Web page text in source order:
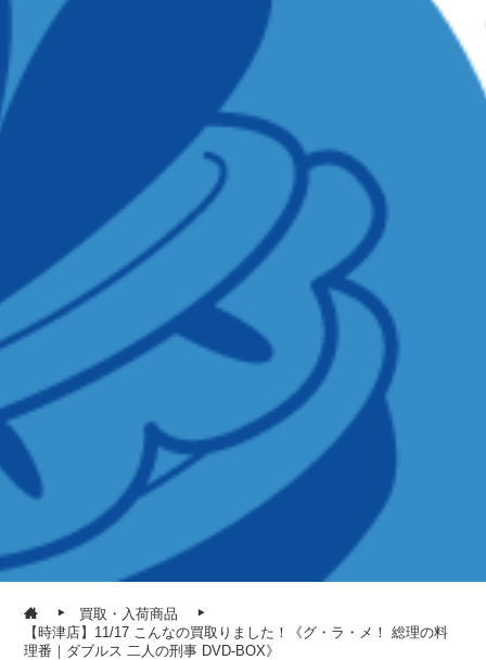
買取・入荷商品
【時津店】11/17 こんなの買取りました！《グ・ラ・メ！ 総理の料
理番｜ダブルス 二人の刑事 DVD-BOX》